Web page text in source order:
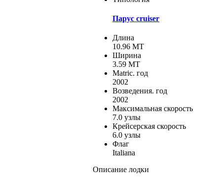
Парус cruiser
Длина
10.96 MT
Ширина
3.59 MT
Matric. год
2002
Возведения. год
2002
Максимальная скорость
7.0 узлы
Крейсерская скорость
6.0 узлы
Флаг
Italiana
Описание лодки